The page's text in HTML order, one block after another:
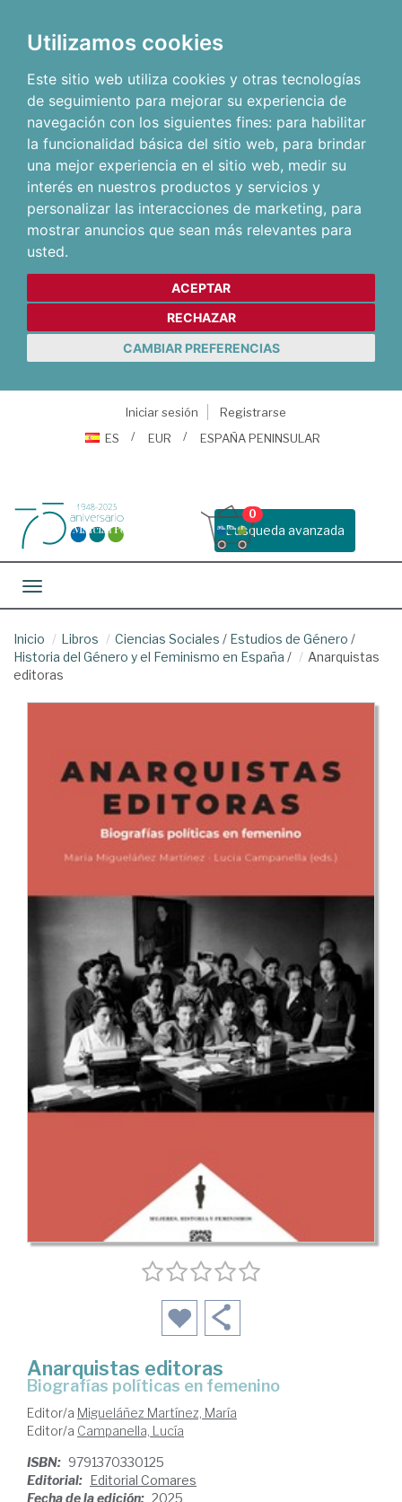
Utilizamos cookies
Este sitio web utiliza cookies y otras tecnologías
de seguimiento para mejorar su experiencia de
navegación con los siguientes fines: para habilitar
la funcionalidad básica del sitio web, para brindar
una mejor experiencia en el sitio web, medir su
interés en nuestros productos y servicios y
personalizar las interacciones de marketing, para
mostrar anuncios que sean más relevantes para
usted.
ACEPTAR
RECHAZAR
CAMBIAR PREFERENCIAS
Iniciar sesión
Registrarse
ES
EUR ESPAÑA PENINSULAR
Busqueda avanzada
0
Toggle navigation
Inicio Libros Ciencias Sociales / Estudios de Género /
Historia del Género y el Feminismo en España /
Anarquistas
editoras
Anarquistas editoras
Biografías políticas en femenino
Editor/a Migueláñez Martínez, María
Editor/a Campanella, Lucía
ISBN: 9791370330125
Editorial: Editorial Comares
Fecha de la edición: 2025